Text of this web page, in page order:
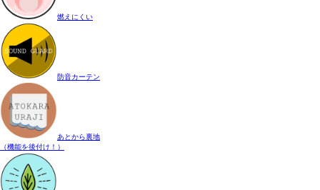
燃えにくい
防音カーテン
あとから裏地
（機能を後付け！）